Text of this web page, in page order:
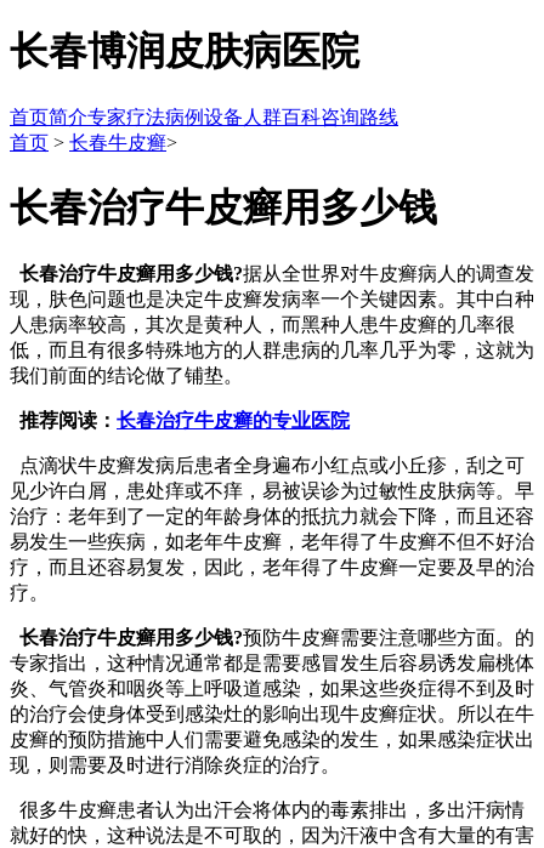
长春博润皮肤病医院
首页简介专家疗法病例设备 人群百科咨询路线
首页 > 长春牛皮癣>
长春治疗牛皮癣用多少钱
长春治疗牛皮癣用多少钱?据从全世界对牛皮癣病人的调查发
现，肤色问题也是决定牛皮癣发病率一个关键因素。其中白种
人患病率较高，其次是黄种人，而黑种人患牛皮癣的几率很
低，而且有很多特殊地方的人群患病的几率几乎为零，这就为
我们前面的结论做了铺垫。
推荐阅读： 长春治疗牛皮癣的专业医院
点滴状牛皮癣发病后患者全身遍布小红点或小丘疹，刮之可
见少许白屑，患处痒或不痒，易被误诊为过敏性皮肤病等。早
治疗：老年到了一定的年龄身体的抵抗力就会下降，而且还容
易发生一些疾病，如老年牛皮癣，老年得了牛皮癣不但不好治
疗，而且还容易复发，因此，老年得了牛皮癣一定要及早的治
疗。
长春治疗牛皮癣用多少钱?预防牛皮癣需要注意哪些方面。的
专家指出，这种情况通常都是需要感冒发生后容易诱发扁桃体
炎、气管炎和咽炎等上呼吸道感染，如果这些炎症得不到及时
的治疗会使身体受到感染灶的影响出现牛皮癣症状。所以在牛
皮癣的预防措施中人们需要避免感染的发生，如果感染症状出
现，则需要及时进行消除炎症的治疗。
很多牛皮癣患者认为出汗会将体内的毒素排出，多出汗病情
就好的快，这种说法是不可取的，因为汗液中含有大量的有害